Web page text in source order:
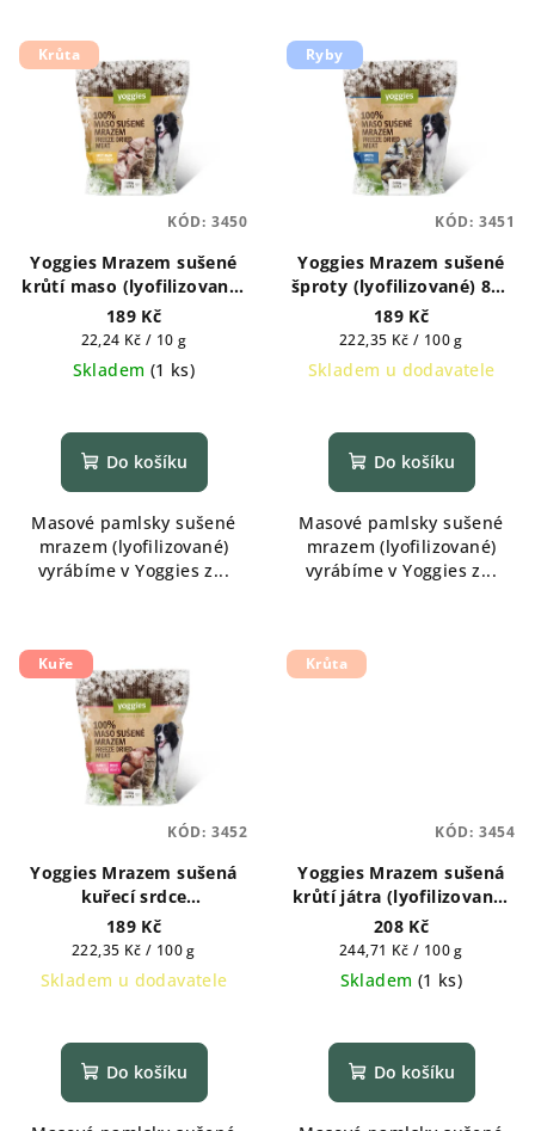
Krůta
Yoggies Mrazem sušené
krůtí maso (lyofilizované)
85g Pamlsek pro psy a
kočky
189 Kč
Měrná
cena:
22,24 Kč / 10 g
Skladem (1 ks)
Do košíku
Masové pamlsky sušené
mrazem (lyofilizované)
vyrábíme v Yoggies z...
KÓD: 3450
Ryby
Yoggies Mrazem sušené
šproty (lyofilizované) 85g
Pamlsek pro psy a kočky
189 Kč
Měrná
cena:
222,35 Kč / 100 g
Skladem u dodavatele
Do košíku
Masové pamlsky sušené
mrazem (lyofilizované)
vyrábíme v Yoggies z...
KÓD: 3451
Kuře
Yoggies Mrazem sušená
kuřecí srdce
(lyofilizovaná) 85g
Pamlsek pro psy a kočky
189 Kč
Měrná
cena:
222,35 Kč / 100 g
Skladem u dodavatele
hodnocení
produktu
Do košíku
KÓD: 3452
Krůta
Yoggies Mrazem sušená
krůtí játra (lyofilizovaná)
85g Pamlsek pro psy a
kočky
208 Kč
Měrná
cena:
244,71 Kč / 100 g
Skladem (1 ks)
Do košíku
KÓD: 3454